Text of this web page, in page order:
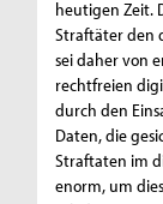
heutigen Zeit.
Straftäter den
sei daher von
rechtfreien
durch den
Daten, die
Straftaten im
enorm, um